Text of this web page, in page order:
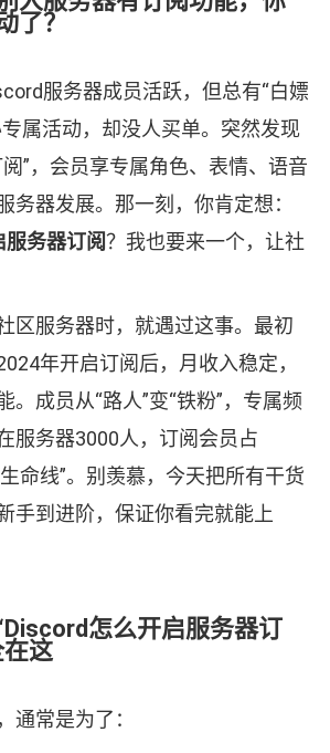
了？
服务器成员活跃，但总有“白嫖
属活动，却没人买单。突然发现
”，会员享专属角色、表情、语音
务器发展。那一刻，你肯定想：
务器订阅？我也要来一个，让社
区服务器时，就遇过这事。最初
年开启订阅后，月收入稳定，
。成员从“路人”变“铁粉”，专属频
服务器3000人，订阅会员占
命线”。别羡慕，今天把所有干货
手到进阶，保证你看完就能上
怎么开启服务器订
在这
通常是为了：